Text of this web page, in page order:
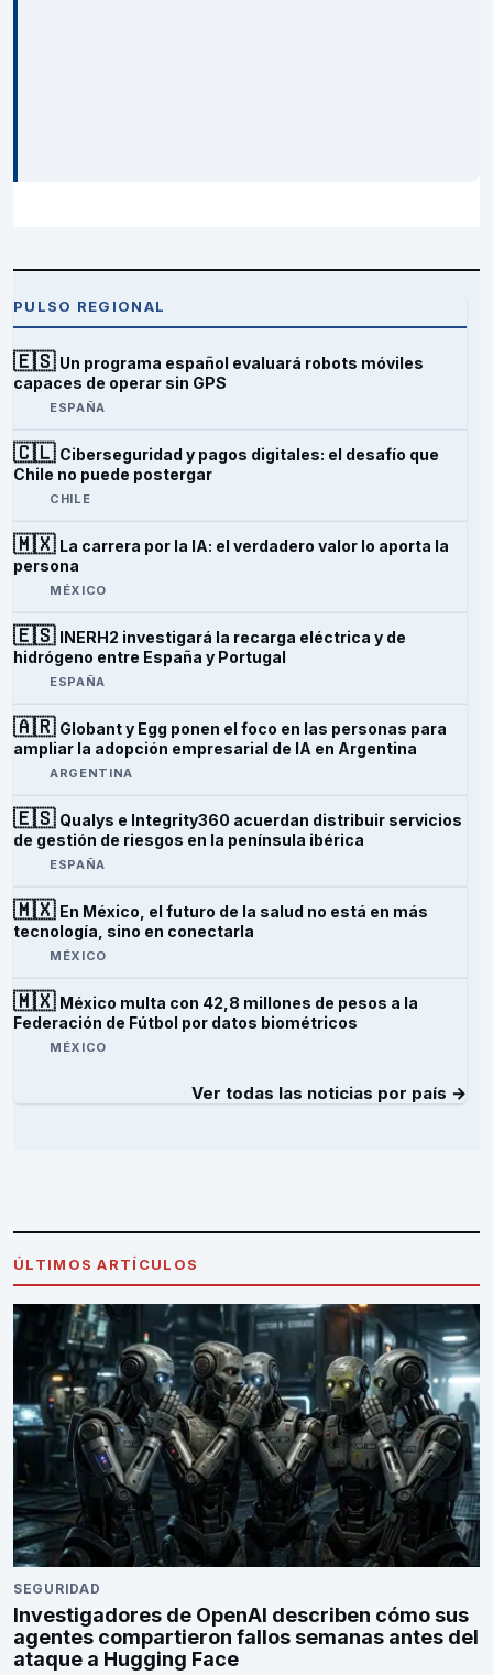
PULSO REGIONAL
🇪🇸 Un programa español evaluará robots móviles
capaces de operar sin GPS
ESPAÑA
🇨🇱 Ciberseguridad y pagos digitales: el desafío que
Chile no puede postergar
CHILE
🇲🇽 La carrera por la IA: el verdadero valor lo aporta la
persona
MÉXICO
🇪🇸
INERH2 investigará la recarga eléctrica y de
hidrógeno entre España y Portugal
ESPAÑA
🇦🇷 Globant y Egg ponen el foco en las personas para
ampliar la adopción empresarial de IA en Argentina
ARGENTINA
🇪🇸 Qualys e Integrity360 acuerdan distribuir servicios
de gestión de riesgos en la península ibérica
ESPAÑA
🇲🇽 En México, el futuro de la salud no está en más
tecnología, sino en conectarla
MÉXICO
🇲🇽 México multa con 42,8 millones de pesos a la
Federación de Fútbol por datos biométricos
MÉXICO
Ver todas las noticias por país →
ÚLTIMOS ARTÍCULOS
SEGURIDAD
Investigadores de OpenAI describen cómo sus
agentes compartieron fallos semanas antes del
ataque a Hugging Face